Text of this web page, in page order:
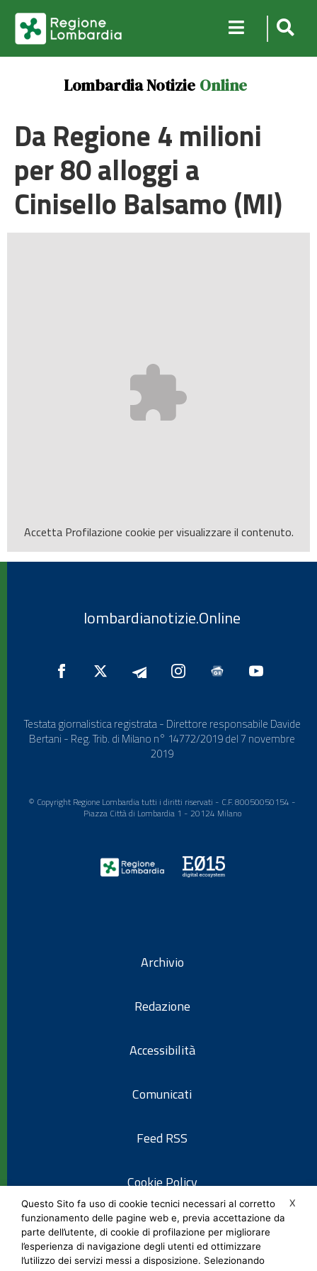
Lombardia Notizie Online
Da Regione 4 milioni
per 80 alloggi a
Cinisello Balsamo (MI)
Accetta Profilazione cookie per visualizzare il contenuto.
lombardianotizie.Online
Testata giornalistica registrata - Direttore responsabile Davide
Bertani - Reg. Trib. di Milano n° 14772/2019 del 7 novembre
2019
© Copyright Regione Lombardia tutti i diritti riservati - C.F. 80050050154 -
Piazza Città di Lombardia 1 - 20124 Milano
Archivio
Redazione
Accessibilità
Comunicati
Feed RSS
Cookie Policy
Informativa privacy
X
Questo Sito fa uso di cookie tecnici necessari al corretto
funzionamento delle pagine web e, previa accettazione da
parte dell’utente, di cookie di profilazione per migliorare
l’esperienza di navigazione degli utenti ed ottimizzare
l’utilizzo dei servizi messi a disposizione. Selezionando